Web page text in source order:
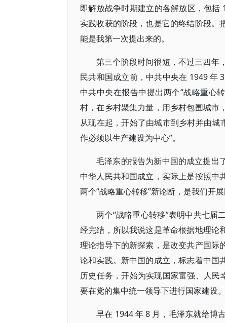
即解放战争时期建立的各解放区，包
实践收获的阶段，也是它的终结阶段。
能是我第一次提出来的。
第三个阶段时间很短，不过三四年
民共和国成立前，中共中央在 1949 年
中共中央在报告中提出两个“战略重心
村，在乡村聚集力量，用乡村包围城市
从现在起，开始了由城市到乡村并由城
作必须以生产建设为中心”。
毛泽东的报告为新中国的成立提出
中华人民共和国成立，实际上是按照中
两个“战略重心转移”新论断，是我们开
两个“战略重心转移”表明中共七届
经完结，所以我说这是革命根据地理论
理论指导下的新探索，是改变共产国际
论和实践。新中国的成立，标志着中国
历史任务，开始为实现国家富强、人民
要在党的集中统一领导下进行国家建设
早在 1944 年 8 月，毛泽东就给博